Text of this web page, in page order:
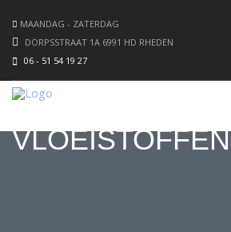
MAANDAG - ZATERDAG
DORPSSTRAAT 1A 6991 HD RHEDEN
06 - 51 54 19 27
VLOEISTOFFEN